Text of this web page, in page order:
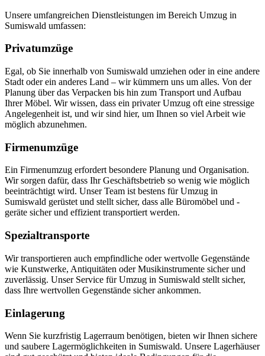
Unsere umfangreichen Dienstleistungen im Bereich Umzug in
Sumiswald umfassen:
Privatumzüge
Egal, ob Sie innerhalb von Sumiswald umziehen oder in eine andere
Stadt oder ein anderes Land – wir kümmern uns um alles. Von der
Planung über das Verpacken bis hin zum Transport und Aufbau
Ihrer Möbel. Wir wissen, dass ein privater Umzug oft eine stressige
Angelegenheit ist, und wir sind hier, um Ihnen so viel Arbeit wie
möglich abzunehmen.
Firmenumzüge
Ein Firmenumzug erfordert besondere Planung und Organisation.
Wir sorgen dafür, dass Ihr Geschäftsbetrieb so wenig wie möglich
beeinträchtigt wird. Unser Team ist bestens für Umzug in
Sumiswald gerüstet und stellt sicher, dass alle Büromöbel und -
geräte sicher und effizient transportiert werden.
Spezialtransporte
Wir transportieren auch empfindliche oder wertvolle Gegenstände
wie Kunstwerke, Antiquitäten oder Musikinstrumente sicher und
zuverlässig. Unser Service für Umzug in Sumiswald stellt sicher,
dass Ihre wertvollen Gegenstände sicher ankommen.
Einlagerung
Wenn Sie kurzfristig Lagerraum benötigen, bieten wir Ihnen sichere
und saubere Lagermöglichkeiten in Sumiswald. Unsere Lagerhäuser